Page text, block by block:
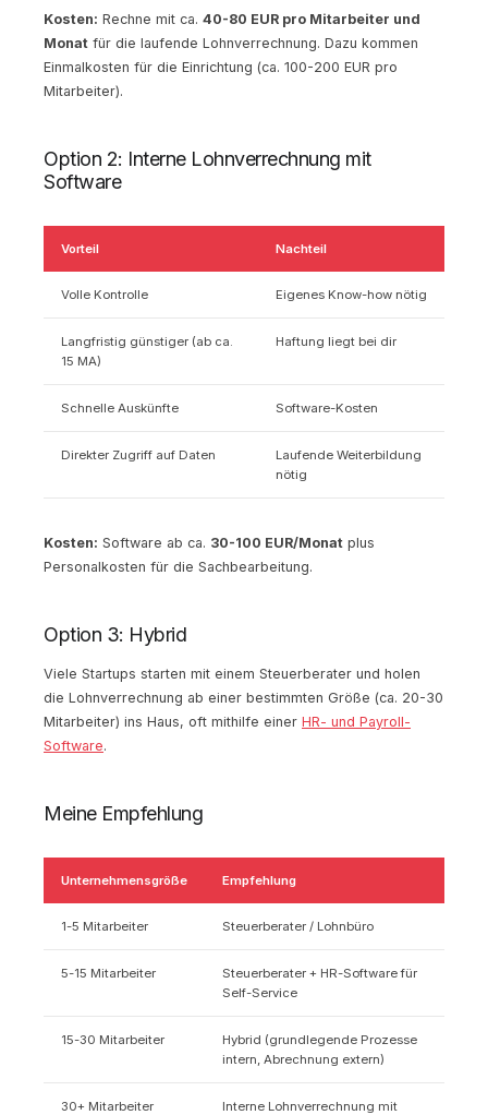
Kosten: Rechne mit ca. 40-80 EUR pro Mitarbeiter und
Monat für die laufende Lohnverrechnung. Dazu kommen
Einmalkosten für die Einrichtung (ca. 100-200 EUR pro
Mitarbeiter).
Option 2: Interne Lohnverrechnung mit
Software
Vorteil Nachteil
Volle Kontrolle Eigenes Know-how nötig
Langfristig günstiger (ab ca.
15 MA)
Haftung liegt bei dir
Schnelle Auskünfte Software-Kosten
Direkter Zugriff auf Daten
Laufende Weiterbildung
nötig
Kosten: Software ab ca. 30-100 EUR/Monat plus
Personalkosten für die Sachbearbeitung.
Option 3: Hybrid
Viele Startups starten mit einem Steuerberater und holen
die Lohnverrechnung ab einer bestimmten Größe (ca. 20-30
Mitarbeiter) ins Haus, oft mithilfe einer HR- und Payroll-
Software.
Meine Empfehlung
Unternehmensgröße Empfehlung
1-5 Mitarbeiter Steuerberater / Lohnbüro
5-15 Mitarbeiter
Steuerberater + HR-Software für
Self-Service
15-30 Mitarbeiter
Hybrid (grundlegende Prozesse
intern, Abrechnung extern)
30+ Mitarbeiter Interne Lohnverrechnung mit